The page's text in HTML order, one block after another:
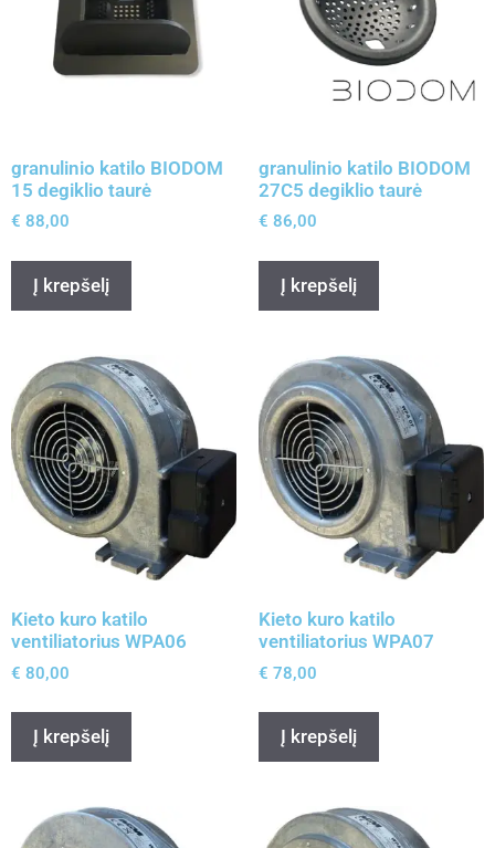
granulinio katilo BIODOM
15 degiklio taurė
€ 88,00
Į krepšelį
granulinio katilo BIODOM
27C5 degiklio taurė
€ 86,00
Į krepšelį
Kieto kuro katilo
ventiliatorius WPA06
€ 80,00
Į krepšelį
Kieto kuro katilo
ventiliatorius WPA07
€ 78,00
Į krepšelį